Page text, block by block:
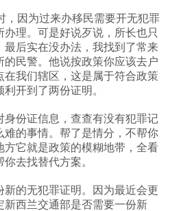
，因为过来办移民需要开无犯罪
理。可是好说歹说，所长也只
后实在没办法，我找到了常来
的民警。他说按政策你应该去户
我们辖区，这是属于符合政策
开到了两份证明。
份证信息，查查有没有犯罪记
的事情。帮了是情分，不帮你
它就是政策的模糊地带，全看
去找替代方案。
的无犯罪证明。因为最近会更
新西兰交通部是否需要一份新